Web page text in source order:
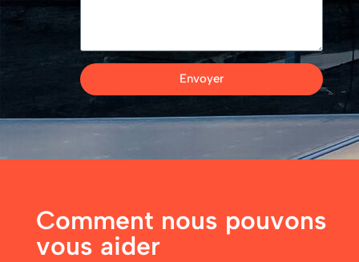
Envoyer
Comment nous pouvons
vous aider